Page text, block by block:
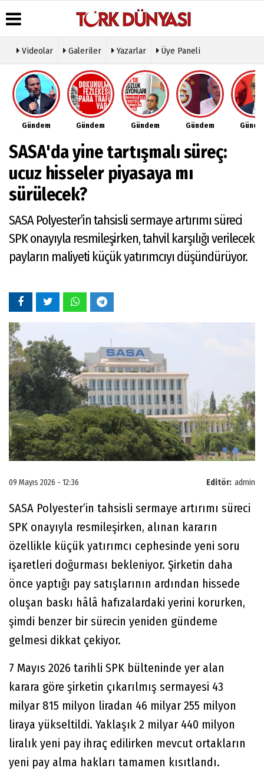
Üye Paneli
Haber
Arşivi
Gazete
Arşivi
Günün
Haberleri
Hava
Durumu
Gazete
Manşetleri
Anketler
Köşe
Yazarları
Video
Galeri
Foto
Etkinlikler
Künye
İletişim
Çerez
Politikası
Videolar Galeriler Yazarlar Üye Paneli
Gündem Gündem Gündem Gündem
SASA'da yine tartışmalı süreç:
ucuz hisseler piyasaya mı
sürülecek?
SASA Polyester’in tahsisli sermaye artırımı süreci
SPK onayıyla resmileşirken, tahvil karşılığı verilecek
payların maliyeti küçük yatırımcıyı düşündürüyor.
Editör: admin
09 Mayıs 2026 - 12:36
SASA Polyester’in tahsisli sermaye artırımı süreci
SPK onayıyla resmileşirken, alınan kararın
özellikle küçük yatırımcı cephesinde yeni soru
işaretleri doğurması bekleniyor. Şirketin daha
önce yaptığı pay satışlarının ardından hissede
oluşan baskı hâlâ hafızalardaki yerini korurken,
şimdi benzer bir sürecin yeniden gündeme
gelmesi dikkat çekiyor.
7 Mayıs 2026 tarihli SPK bülteninde yer alan
karara göre şirketin çıkarılmış sermayesi 43
milyar 815 milyon liradan 46 milyar 255 milyon
liraya yükseltildi. Yaklaşık 2 milyar 440 milyon
liralık yeni pay ihraç edilirken mevcut ortakların
yeni pay alma hakları tamamen kısıtlandı.